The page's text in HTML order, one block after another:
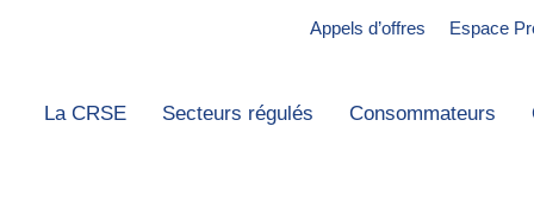
Appels d’offres Espace
La CRSE Secteurs régulés Consommateurs